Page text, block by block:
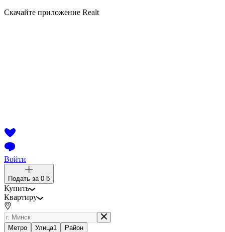
Скачайте приложение Realt
Войти
Подать за 0 ƃ
Купить
Квартиру
Метро Улица1 Район